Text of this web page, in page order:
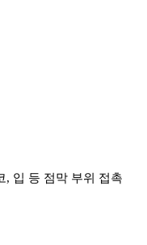
, 입 등 점막 부위 접촉